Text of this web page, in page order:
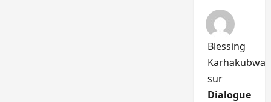
Blessing
Karhakubwa
sur
Dialogue